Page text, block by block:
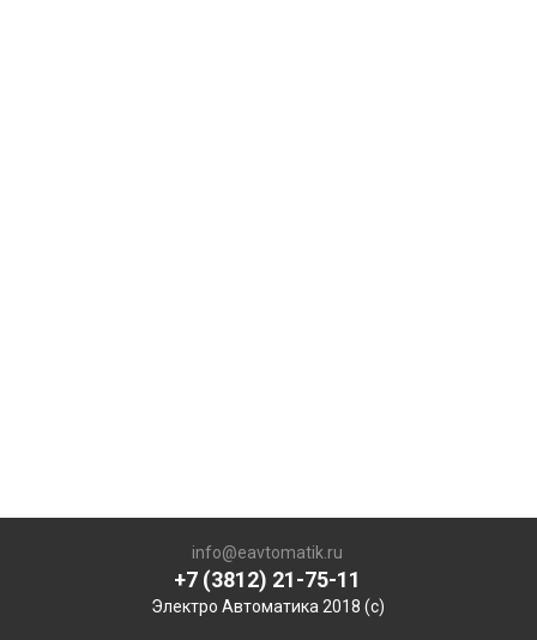
info@eavtomatik.ru
+7 (3812) 21-75-11
Электро Автоматика 2018 (с)